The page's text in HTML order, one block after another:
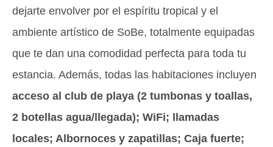
dejarte envolver por el espíritu tropical y el
ambiente artístico de SoBe, totalmente equipadas
que te dan una comodidad perfecta para toda tu
estancia. Además, todas las habitaciones incluyen
acceso al club de playa (2 tumbonas y toallas,
2 botellas agua/llegada); WiFi; llamadas
locales; Albornoces y zapatillas; Caja fuerte;